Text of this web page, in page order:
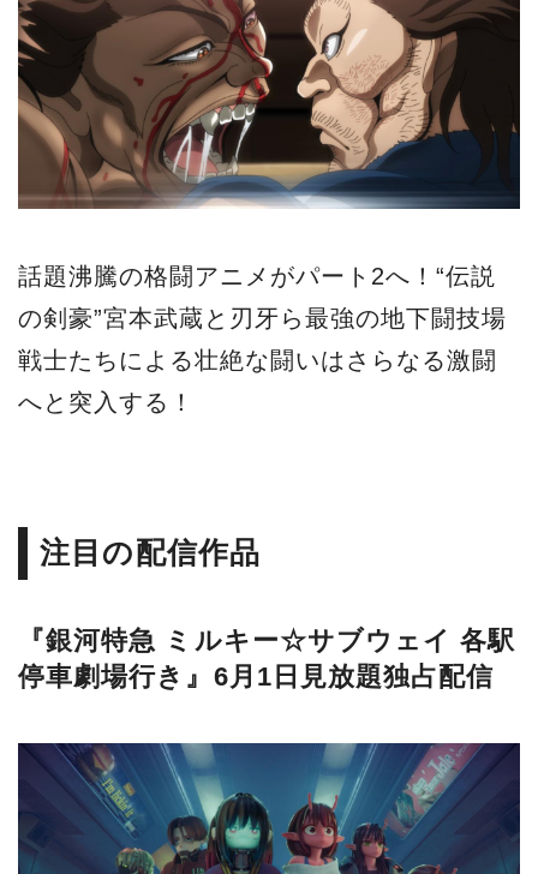
話題沸騰の格闘アニメがパート2へ！“伝説
の剣豪”宮本武蔵と刃牙ら最強の地下闘技場
戦士たちによる壮絶な闘いはさらなる激闘
へと突入する！
注目の配信作品
『銀河特急 ミルキー☆サブウェイ 各駅
停車劇場行き』6月1日見放題独占配信